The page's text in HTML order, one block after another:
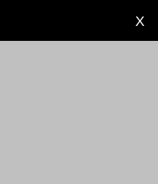
X